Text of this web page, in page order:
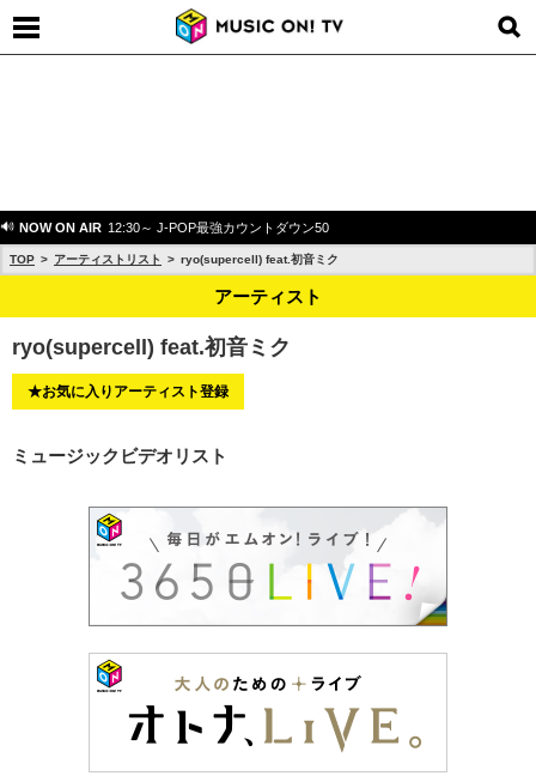
NOW ON AIR 12:30～ J-POP最強カウントダウン50
TOP アーティストリスト ryo(supercell) feat.初音ミク
アーティスト
ryo(supercell) feat.初音ミク
★お気に入りアーティスト登録
ミュージックビデオリスト